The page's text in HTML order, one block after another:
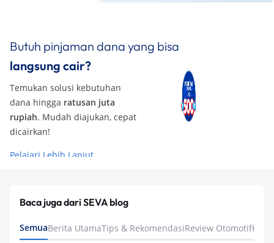
Butuh pinjaman dana yang bisa
langsung cair?
Temukan solusi kebutuhan
dana hingga ratusan juta
rupiah. Mudah diajukan, cepat
dicairkan!
Pelajari Lebih Lanjut
Baca juga dari SEVA blog
SemuaBerita UtamaTips & RekomendasiReview Otomotif